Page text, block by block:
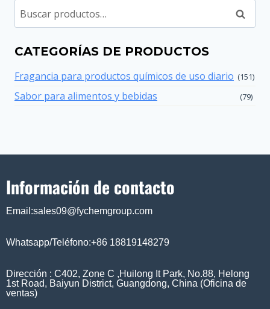
Buscar
CATEGORÍAS DE PRODUCTOS
Fragancia para productos químicos de uso diario (151)
Sabor para alimentos y bebidas (79)
Información de contacto
Email:sales09@fychemgroup.com
Whatsapp/Teléfono:+86 18819148279
Dirección : C402, Zone C ,Huilong It Park, No.88, Helong
1st Road, Baiyun District, Guangdong, China (Oficina de
ventas)